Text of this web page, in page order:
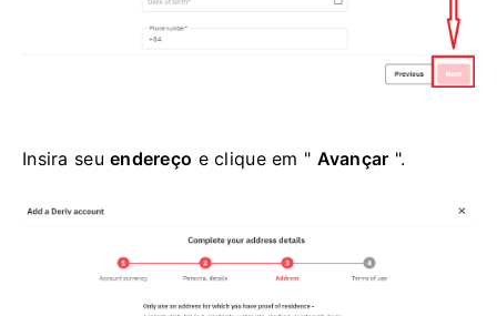
Insira seuendereço e clique em " Avançar ".